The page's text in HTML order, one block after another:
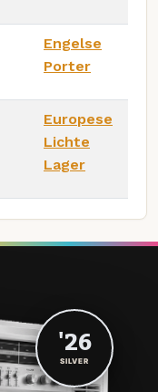
Engelse
Porter
Europese
Lichte
Lager
'26
SILVER